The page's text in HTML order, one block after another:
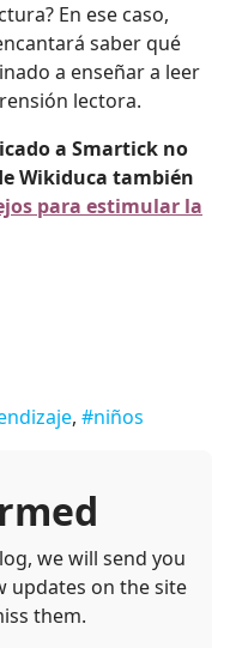
En ese caso,
saber qué
a enseñar a leer
lectora.
a Smartick no
Wikiduca también
para estimular la
niños
we will send you
updates on the site
them.